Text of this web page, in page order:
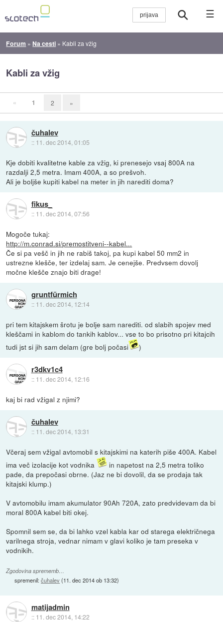
☰
Forum » Na cesti » Kabli za vžig
Kabli za vžig
« 1 2 »
čuhalev
:: 11. dec 2014, 01:05
Kje dobiti kvalitetne kable za vžig, ki prenesejo vsaj 800A na
razdalji 2,5 metra. Imam 400A, a so prešvoh.
Ali je boljše kupiti kabel na meter in jih narediti doma?
fikus_
:: 11. dec 2014, 07:56
Mogoče tukaj:
http://m.conrad.si/premostitveni--kabel...
Če si pa vešč in jih ne rabiš takoj, pa kupi kabel 50 mm2 in
ustrezne klešče, ter izdelaj sam. Je cenejše. Predvsem dovolj
močne klešče znajo biti drage!
gruntfürmich
:: 11. dec 2014, 12:14
pri tem kitajskem šrotu je bolje sam narediti. od slabih spojev med
kleščami in kablom do tankih kablov... vse to bo prisotno pri kitajcih
tudi jst si jih sam delam (gre bolj počasi
)
r3dkv1c4
:: 11. dec 2014, 12:16
kaj bi rad vžigal z njimi?
čuhalev
:: 11. dec 2014, 13:31
Včeraj sem vžigal avtomobil s kitajskimi na katerih piše 400A. Kabel
ima več izolacije kot vodnika
in napetost na 2,5 metra toliko
pade, da prepočasi obrne. (Jaz ne bi dovolil, da se prodaja tak
kitajski klump.)
V avtomobilu imam akumulator 90Ah 720A, zato predvidevam da bi
moral 800A kabel biti okej.
Spomnil sem se, da bi lahko vzel kabla kar od starega električnega
varilnega stroja, vednar nimam v glavi koliko je tam preseka v
vodnikih.
Zgodovina sprememb…
spremenil:čuhalev(11. dec 2014 ob 13:32)
matijadmin
:: 11. dec 2014, 14:22